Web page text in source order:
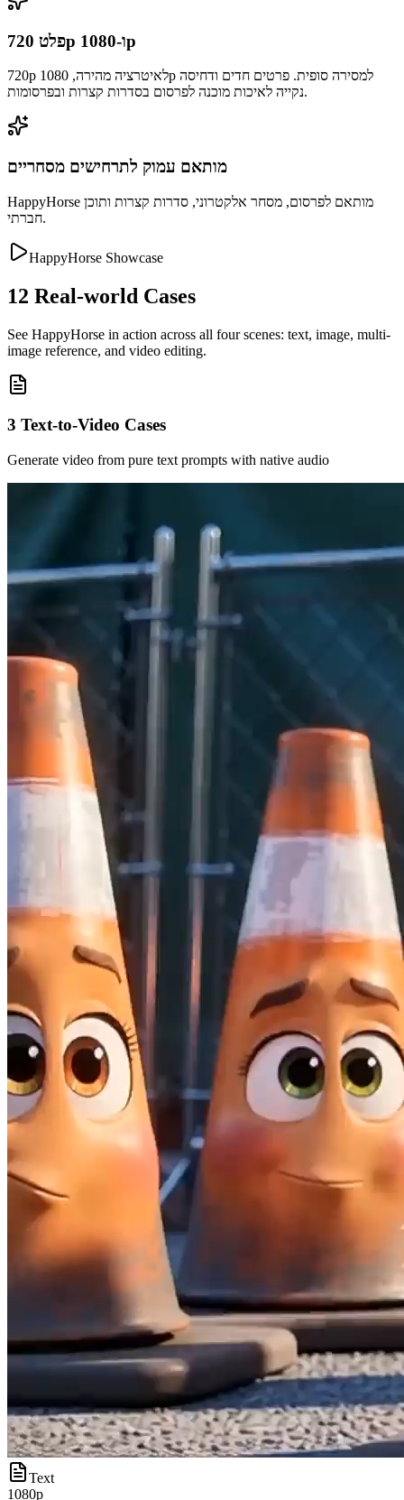
פלט 720p ו-1080p
720p לאיטרציה מהירה, 1080p למסירה סופית. פרטים חדים ודחיסה
נקייה לאיכות מוכנה לפרסום בסדרות קצרות ובפרסומות.
מותאם עמוק לתרחישים מסחריים
HappyHorse מותאם לפרסום, מסחר אלקטרוני, סדרות קצרות ותוכן
חברתי.
HappyHorse Showcase
12 Real-world Cases
See HappyHorse in action across all four scenes: text, image, multi-
image reference, and video editing.
3 Text-to-Video Cases
Generate video from pure text prompts with native audio
Text
1080p